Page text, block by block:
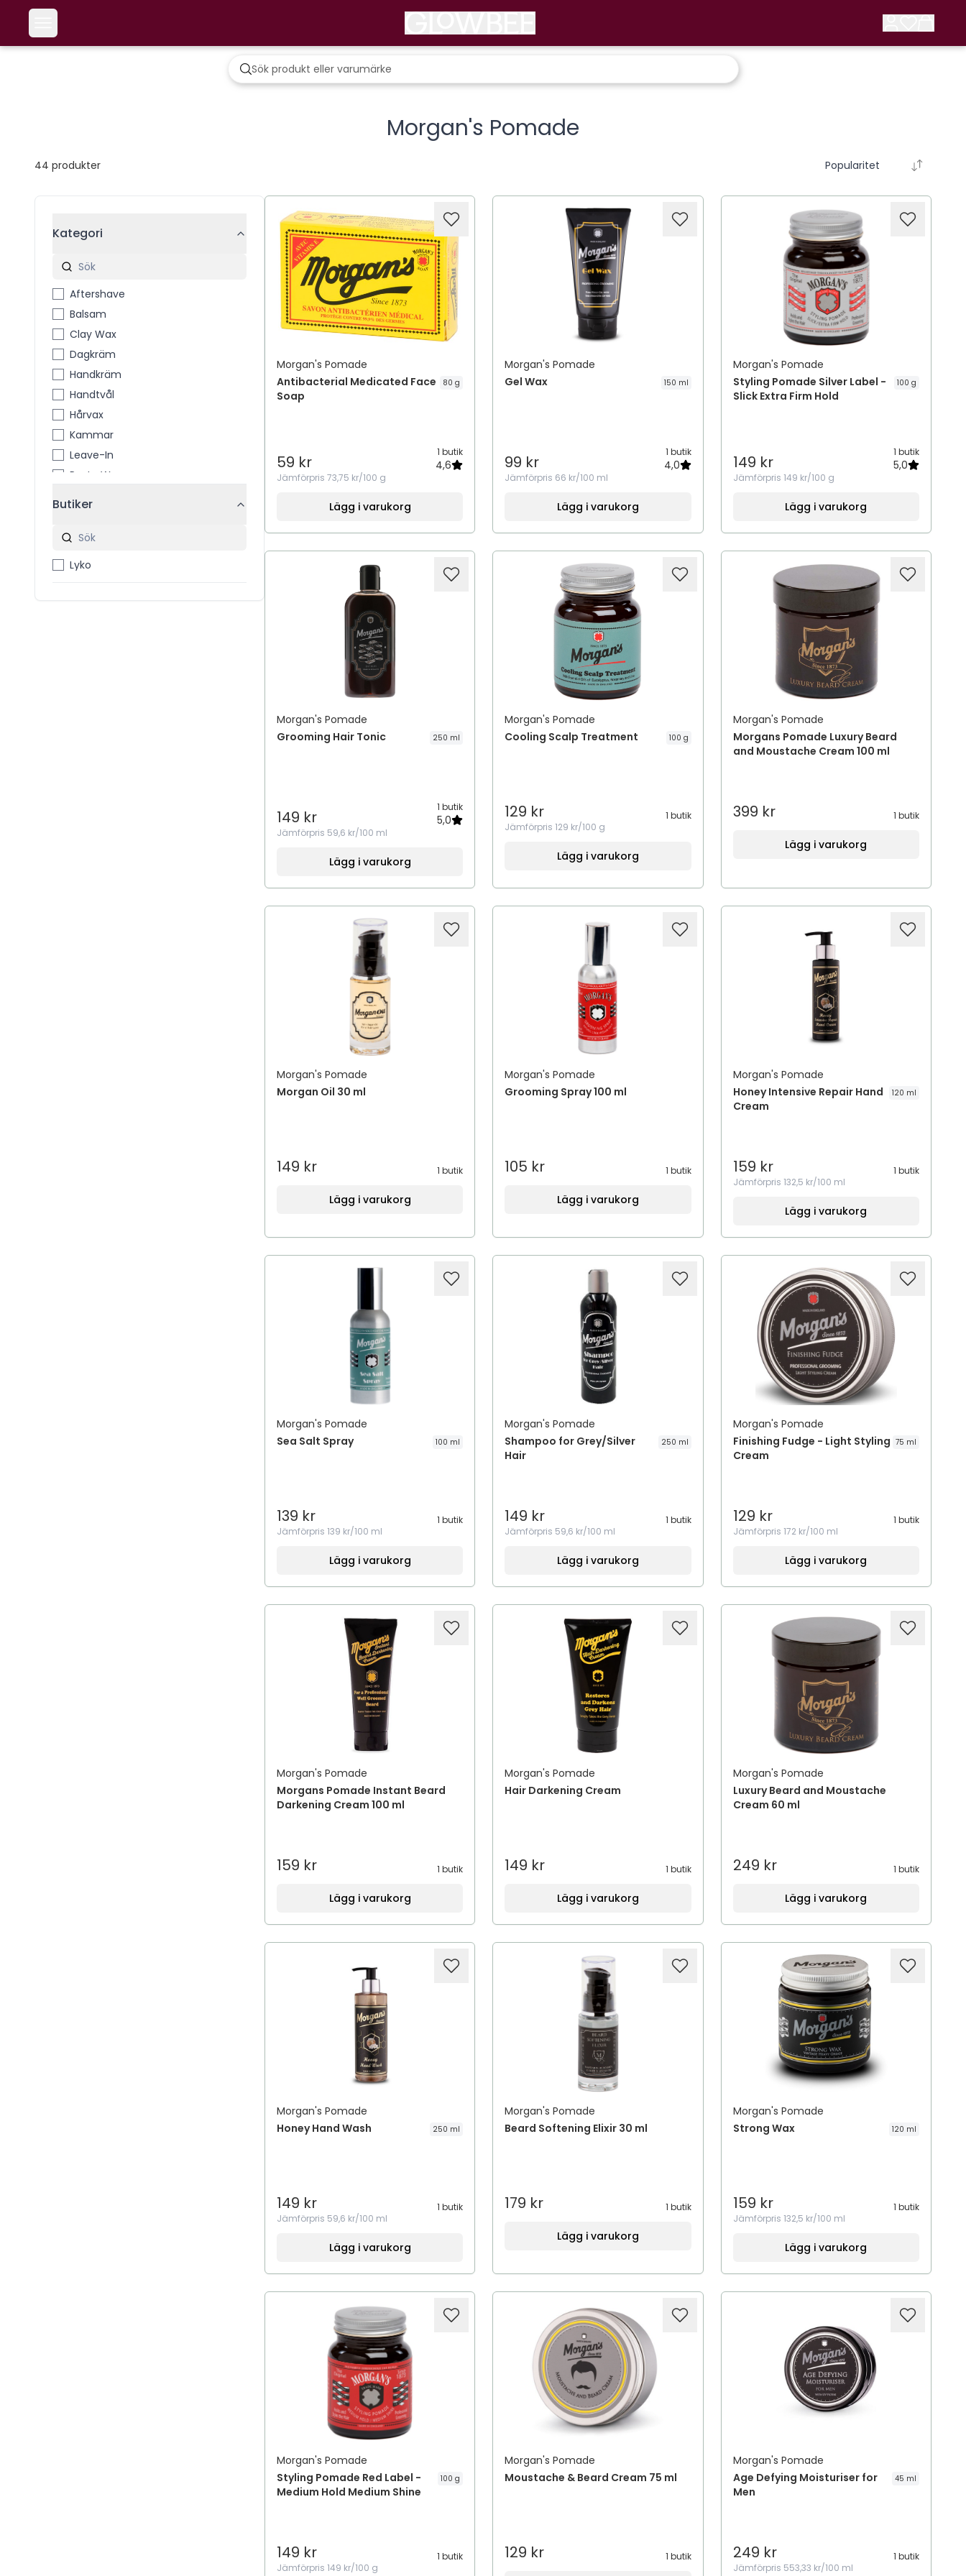
Morgan's Pomade
44 produkter Popularitet
Kategori
Aftershave
Balsam
Clay Wax
Dagkräm
Handkräm
Handtvål
Hårvax
Kammar
Leave-In
Paste Wax
Saltvattenspray
Butiker
Lyko
Morgan's Pomade
Antibacterial Medicated Face
Soap
80 g
59 kr
1 butik
4,6
Jämförpris 73,75 kr/100 g
Lägg i varukorg
Morgan's Pomade
Gel Wax
150 ml
99 kr
1 butik
4,0
Jämförpris 66 kr/100 ml
Lägg i varukorg
Morgan's Pomade
Styling Pomade Silver Label -
Slick Extra Firm Hold
100 g
149 kr
1 butik
5,0
Jämförpris 149 kr/100 g
Lägg i varukorg
Morgan's Pomade
Grooming Hair Tonic
250 ml
149 kr
1 butik
5,0
Jämförpris 59,6 kr/100 ml
Lägg i varukorg
Morgan's Pomade
Cooling Scalp Treatment
100 g
129 kr
1 butik
Jämförpris129 kr/100 g
Lägg i varukorg
Morgan's Pomade
Morgans Pomade Luxury Beard
and Moustache Cream 100 ml
399 kr 1 butik
Lägg i varukorg
Morgan's Pomade
Morgan Oil 30 ml
149 kr 1 butik
Lägg i varukorg
Morgan's Pomade
Grooming Spray 100 ml
105 kr 1 butik
Lägg i varukorg
Morgan's Pomade
Honey Intensive Repair Hand
Cream
120 ml
159 kr
1 butik
Jämförpris 132,5 kr/100 ml
Lägg i varukorg
Morgan's Pomade
Sea Salt Spray
100 ml
139 kr
1 butik
Jämförpris 139 kr/100 ml
Lägg i varukorg
Morgan's Pomade
Shampoo for Grey/Silver
Hair
250 ml
149 kr
1 butik
Jämförpris 59,6 kr/100 ml
Lägg i varukorg
Morgan's Pomade
Finishing Fudge - Light Styling
Cream
75 ml
129 kr
1 butik
Jämförpris 172 kr/100 ml
Lägg i varukorg
Morgan's Pomade
Morgans Pomade Instant Beard
Darkening Cream 100 ml
159 kr 1 butik
Lägg i varukorg
Morgan's Pomade
Hair Darkening Cream
149 kr 1 butik
Lägg i varukorg
Morgan's Pomade
Luxury Beard and Moustache
Cream 60 ml
249 kr 1 butik
Lägg i varukorg
Morgan's Pomade
Honey Hand Wash
250 ml
149 kr
1 butik
Jämförpris 59,6 kr/100 ml
Lägg i varukorg
Morgan's Pomade
Beard Softening Elixir 30 ml
179 kr 1 butik
Lägg i varukorg
Morgan's Pomade
Strong Wax
120 ml
159 kr
1 butik
Jämförpris 132,5 kr/100 ml
Lägg i varukorg
Morgan's Pomade
Styling Pomade Red Label -
Medium Hold Medium Shine
100 g
149 kr
1 butik
Jämförpris 149 kr/100 g
Morgan's Pomade
Moustache & Beard Cream 75 ml
129 kr 1 butik
Morgan's Pomade
Age Defying Moisturiser for
Men
45 ml
249 kr
1 butik
Jämförpris 553,33 kr/100 ml